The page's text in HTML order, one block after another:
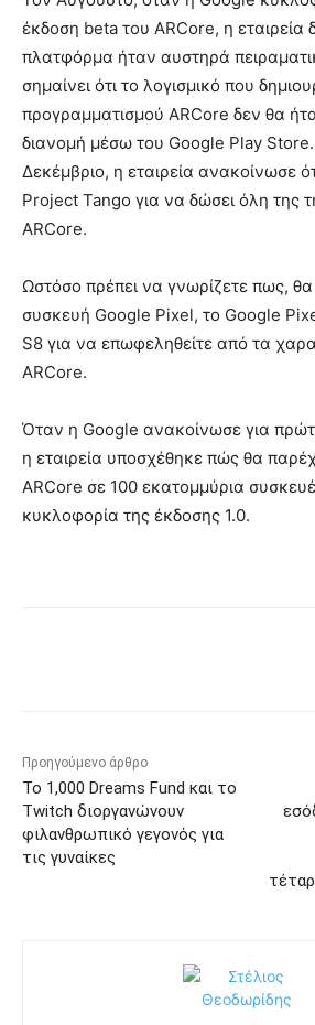
έκδοση beta του ARCore, η εταιρεία
πλατφόρμα ήταν αυστηρά
σημαίνει ότι το λογισμικό που
προγραμματισμού ARCore δεν θα
διανομή μέσω του Google Play Store.
Δεκέμβριο, η εταιρεία ανακοίνωσε
Project Tango για να δώσει όλη της
ARCore.
Ωστόσο πρέπει να γνωρίζετε πως, θα
συσκευή Google Pixel, το Google
S8 για να επωφεληθείτε από τα
ARCore.
Όταν η Google ανακοίνωσε για
η εταιρεία υποσχέθηκε πώς θα
ARCore σε 100 εκατομμύρια
κυκλοφορία της έκδοσης 1.0.
Προηγούμενο άρθρο
Το 1,000 Dreams Fund και το
Twitch διοργανώνουν
φιλανθρωπικό γεγονός για
τις γυναίκες